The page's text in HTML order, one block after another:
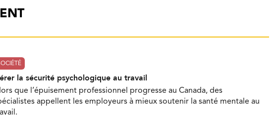
la sécurité psychologique au travail
que l’épuisement professionnel progresse au Canada, des
appellent les employeurs à mieux soutenir la santé mentale au